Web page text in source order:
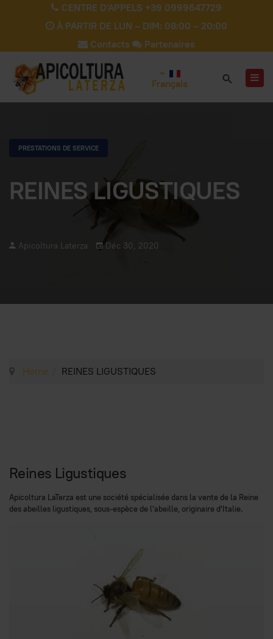
CENTRE D'APPELS +39 0999647729
À PARTIR DE LUN – DIM: 08:00 – 20:00
Contacts
Partenaires
Français
PRESTATIONS DE SERVICE
REINES LIGUSTIQUES
Apicoltura Laterza Déc 30, 2020
Home REINES LIGUSTIQUES
Reines Ligustiques
Apicoltura LaTerza est une société spécialisée dans la vente de la Reine
des abeilles ligustiques, sous-espèce de l’abeille, originaire d’Italie.